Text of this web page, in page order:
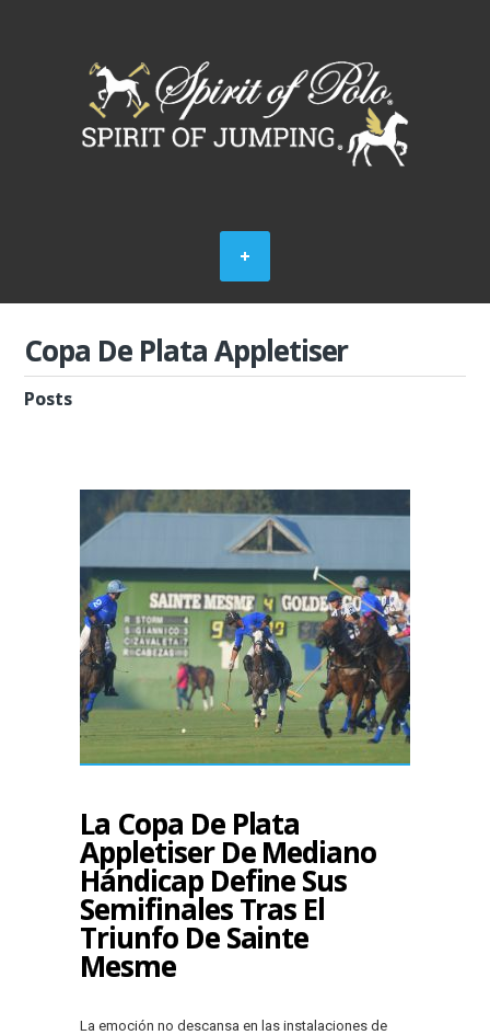
Copa De Plata Appletiser
Posts
La Copa De Plata
Appletiser De Mediano
Hándicap Define Sus
Semifinales Tras El
Triunfo De Sainte
Mesme
La emoción no descansa en las instalaciones de